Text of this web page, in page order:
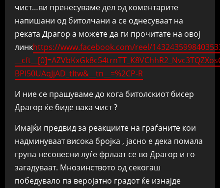
чист…ви пренесуваме дел од коментарите
напишани од битолчани а се однесуваат на
реката Драгор а можете да ги прочитате на овој
линкhttps://www.facebook.com/reel/
BPI50UAqJjAD_tItw&__tn__=%2CP-R
И ние се прашуваме до кога битолскиот бисер
Драгор ќе биде вака чист ?
Имајќи предвид за реакциите на граѓаните кои
надминуваат висока бројка , јасно е дека помала
група несовесни луѓе фрлаат се во Драгор и го
загадуваат. Мнозинството од секогаш
победувало па веројатно градот ќе изнајде